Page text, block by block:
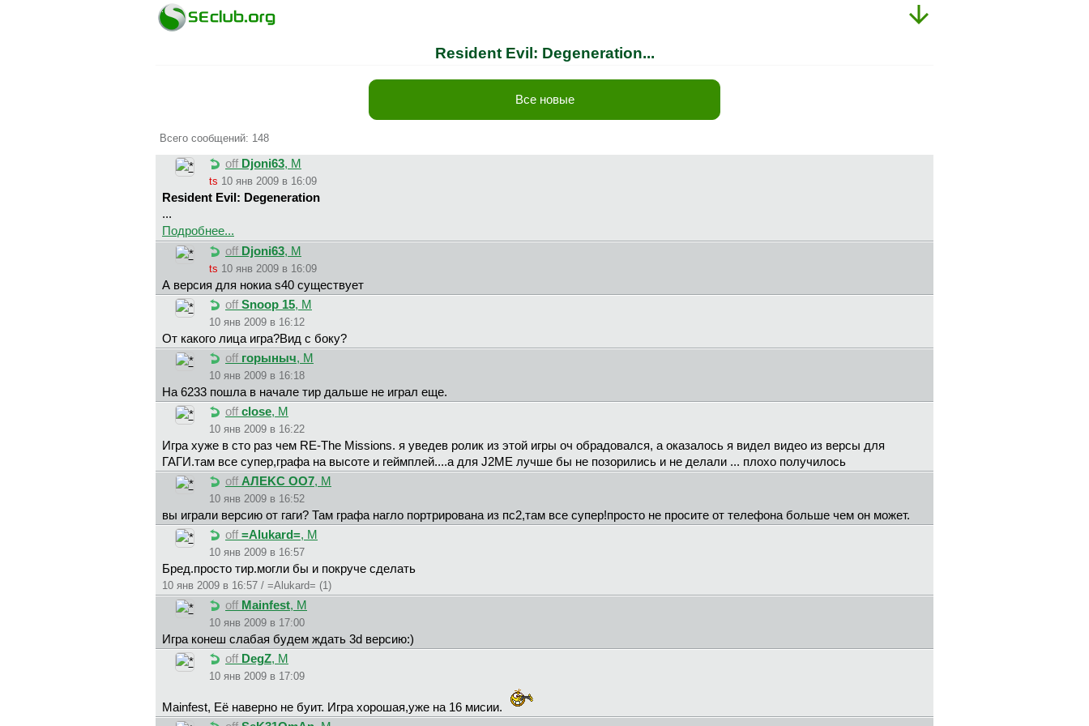
Resident Evil: Degeneration...
Все новые
Всего сообщений: 148
off Djoni63, М
ts 10 янв 2009 в 16:09
Resident Evil: Degeneration
...
Подробнее...
off Djoni63, М
ts 10 янв 2009 в 16:09
А версия для нокиа s40 существует
off Snoop 15, М
10 янв 2009 в 16:12
От какого лица игра?Вид с боку?
off горыныч, М
10 янв 2009 в 16:18
На 6233 пошла в начале тир дальше не играл еще.
off close, М
10 янв 2009 в 16:22
Игра хуже в сто раз чем RE-The Missions. я уведев ролик из этой игры оч обрадовался, а оказалось я видел видео из версы для
ГАГИ.там все супер,графа на высоте и геймплей....а для J2ME лучше бы не позорились и не делали ... плохо получилось
off AЛEKC OO7, М
10 янв 2009 в 16:52
вы играли версию от гаги? Там графа нагло портрирована из пс2,там все супер!просто не просите от телефона больше чем он может.
off =Alukard=, М
10 янв 2009 в 16:57
Бред.просто тир.могли бы и покруче сделать
10 янв 2009 в 16:57 / =Alukard= (1)
off Mainfest, М
10 янв 2009 в 17:00
Игра конеш слабая будем ждать 3d версию:)
off DegZ, М
10 янв 2009 в 17:09
Mainfest, Её наверно не буит. Игра хорошая,уже на 16 мисии.